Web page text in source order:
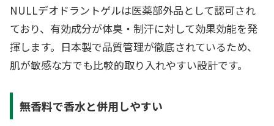
NULLデオドラントゲルは医薬部外品として認可され
ており、有効成分が体臭・制汗に対して効果効能を発
揮します。日本製で品質管理が徹底されているため、
肌が敏感な方でも比較的取り入れやすい設計です。
無香料で香水と併用しやすい